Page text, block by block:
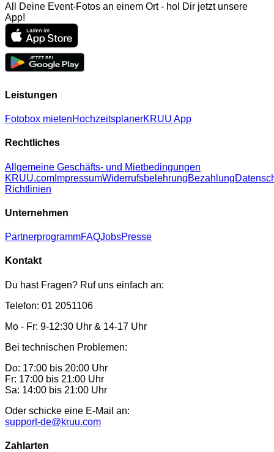
All Deine Event-Fotos an einem Ort - hol Dir jetzt unsere
App!
Leistungen
Fotobox mietenHochzeitsplanerKRUU App
Rechtliches
Allgemeine Geschäfts- und Mietbedingungen
KRUU.com ImpressumWiderrufsbelehrungBezahlung
Richtlinien
Unternehmen
PartnerprogrammFAQJobsPresse
Kontakt
Du hast Fragen? Ruf uns einfach an:
Telefon: 01 2051106
Mo - Fr: 9-12:30 Uhr & 14-17 Uhr
Bei technischen Problemen:
Do: 17:00 bis 20:00 Uhr
Fr: 17:00 bis 21:00 Uhr
Sa: 14:00 bis 21:00 Uhr
Oder schicke eine E-Mail an:
support-de@kruu.com
Zahlarten